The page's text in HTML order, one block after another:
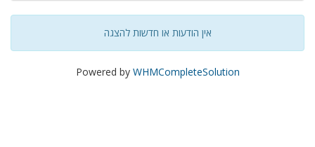
אין הודעות או חדשות להצגה
Powered by WHMCompleteSolution